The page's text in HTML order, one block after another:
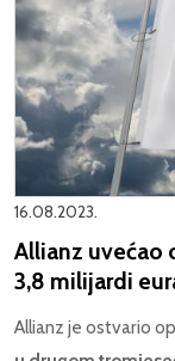
16.08.2023.
Allianz uvećao
3,8 milijardi
Allianz je ostvario